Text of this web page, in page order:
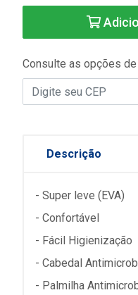
Consulte as opções
Descrição
- Super leve (EVA)
- Confortável
- Fácil Higienização
- Cabedal
- Palmilha